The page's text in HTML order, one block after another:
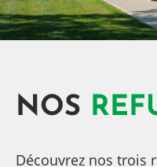
NOS
Découvrez nos trois